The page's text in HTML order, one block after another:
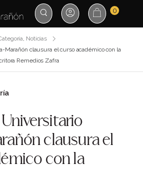
0
Noticias
Marañón clausura el curso académico con la
Remedios Zafra
clausura el
con la